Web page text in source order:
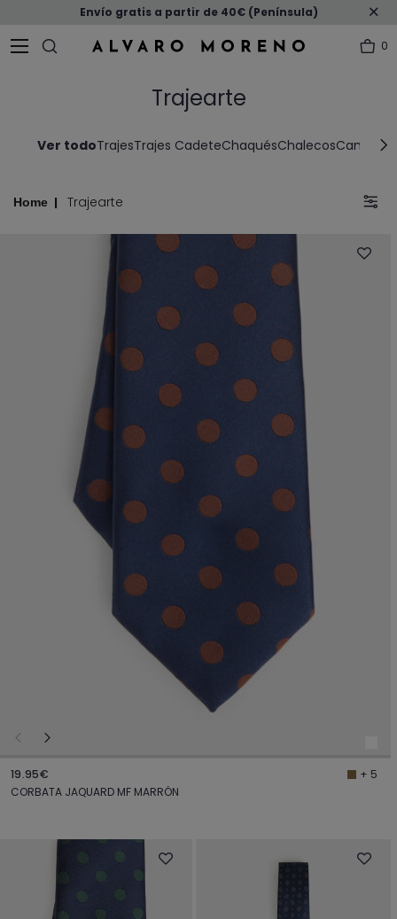
Envío gratis a partir de 40€ (Península)
0
Trajearte
Ver todoTrajesTrajes CadeteChaquésChalecosCamisas
Trajearte
Home
19.95€
+ 5
CORBATA JAQUARD MF MARRÓN